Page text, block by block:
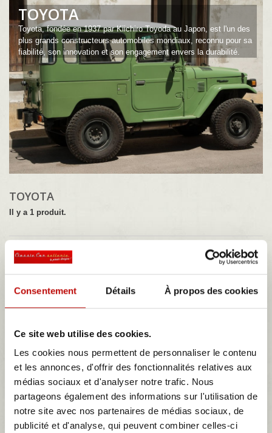
Consentement Détails À propos des cookies
Ce site web utilise des cookies.
Les cookies nous permettent de personnaliser le contenu
et les annonces, d'offrir des fonctionnalités relatives aux
médias sociaux et d'analyser notre trafic. Nous
partageons également des informations sur l'utilisation de
notre site avec nos partenaires de médias sociaux, de
publicité et d'analyse, qui peuvent combiner celles-ci
TOYOTA
Toyota, fondée en 1937 par Kiichiro Toyoda au Japon, est l'un des
plus grands constructeurs automobiles mondiaux, reconnu pour sa
fiabilité, son innovation et son engagement envers la durabilité.
TOYOTA
Il y a 1 produit.
Sous-catégories
BJ40